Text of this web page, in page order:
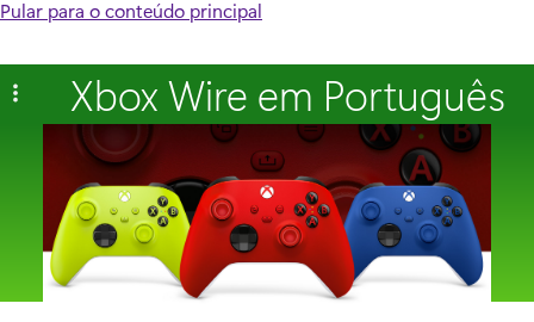
Pular para o conteúdo principal
Xbox Wire em Português